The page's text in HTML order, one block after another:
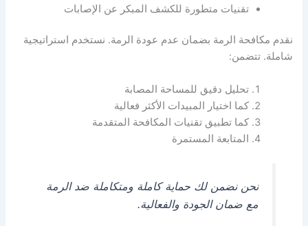
تقنيات متطورة للكشف المبكر عن الإصابات
نقدم مكافحة الرمة بضمان عدم عودة الرمة. نستخدم استراتيجية
شاملة. تتضمن:
تحليل دقيق للمساحة المصابة
كما اختيار المبيدات الأكثر فعالية
كما تطبيق تقنيات المكافحة المتقدمة
المتابعة المستمرة
نحن نضمن لك حماية كاملة ومتكاملة ضد الرمة
مع ضمان الجودة والفعالية.